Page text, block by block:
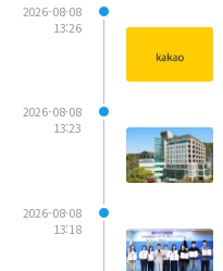
2026-08-08
13:26
2026-08-08
13:23
2026-08-08
13:18